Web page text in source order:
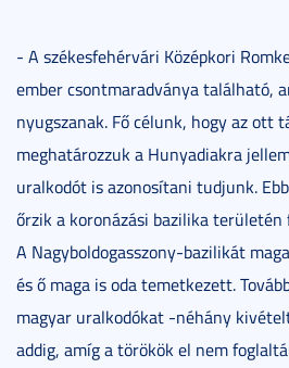
- A székesfehérvári Középkori
ember csontmaradványa található,
nyugszanak. Fő célunk, hogy az ott
meghatározzuk a Hunyadiakra
uralkodót is azonosítani tudjunk.
őrzik a koronázási bazilika
A Nagyboldogasszony-bazilikát
és ő maga is oda temetkezett.
magyar uralkodókat -néhány
addig, amíg a törökök el nem